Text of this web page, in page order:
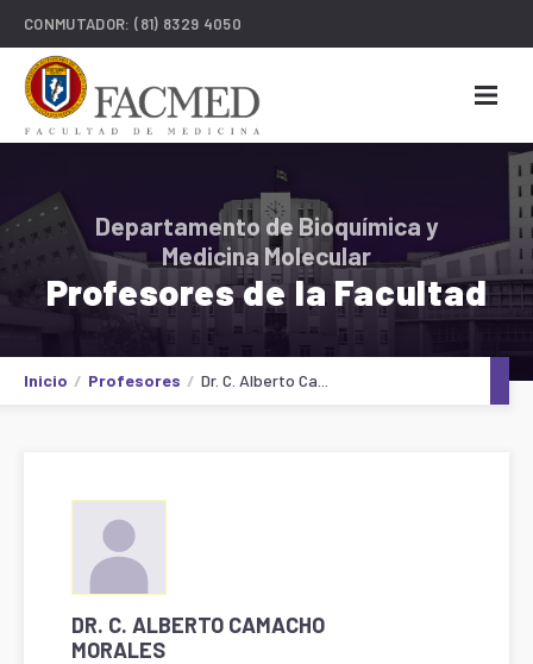
CONMUTADOR:(81) 8329 4050
Departamento de Bioquímica y
Medicina Molecular
Profesores de la Facultad
Inicio Profesores Dr. C. Alberto Ca...
DR. C. ALBERTO CAMACHO
MORALES